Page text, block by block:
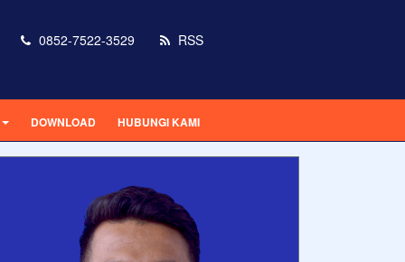
0852-7522-3529 RSS
DOWNLOAD HUBUNGI KAMI